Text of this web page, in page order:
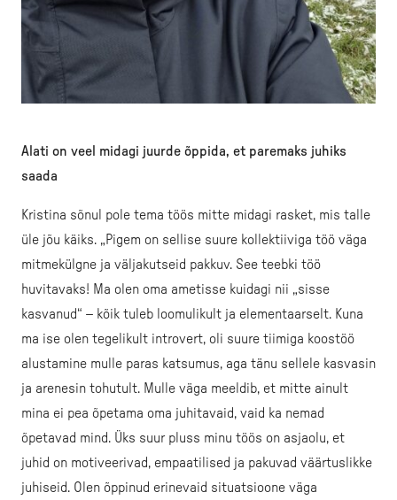
Alati on veel midagi juurde õppida, et paremaks juhiks
saada
Kristina sõnul pole tema töös mitte midagi rasket, mis talle
üle jõu käiks. „Pigem on sellise suure kollektiiviga töö väga
mitmekülgne ja väljakutseid pakkuv. See teebki töö
huvitavaks! Ma olen oma ametisse kuidagi nii „sisse
kasvanud“ – kõik tuleb loomulikult ja elementaarselt. Kuna
ma ise olen tegelikult introvert, oli suure tiimiga koostöö
alustamine mulle paras katsumus, aga tänu sellele kasvasin
ja arenesin tohutult. Mulle väga meeldib, et mitte ainult
mina ei pea õpetama oma juhitavaid, vaid ka nemad
õpetavad mind. Üks suur pluss minu töös on asjaolu, et
juhid on motiveerivad, empaatilised ja pakuvad väärtuslikke
juhiseid. Olen õppinud erinevaid situatsioone väga